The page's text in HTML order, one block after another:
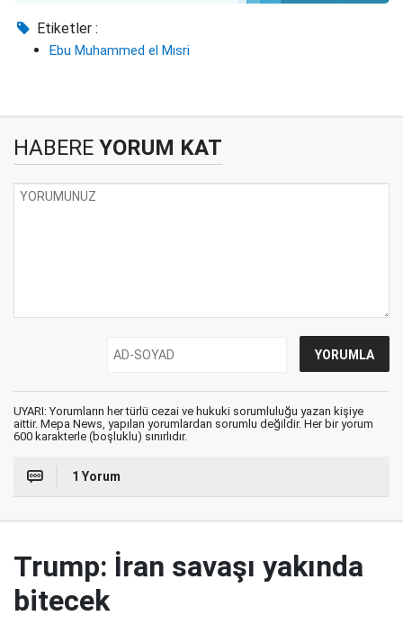
Etiketler :
Ebu Muhammed el Mısri
HABERE YORUM KAT
UYARI: Yorumların her türlü cezai ve hukuki sorumluluğu yazan kişiye
aittir. Mepa News, yapılan yorumlardan sorumlu değildir. Her bir yorum
600 karakterle (boşluklu) sınırlıdır.
1 Yorum
Trump: İran savaşı yakında
bitecek